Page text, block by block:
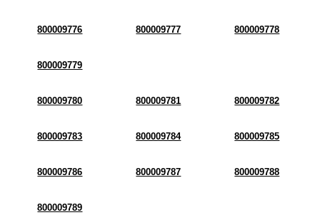
800009776 800009777 800009778
800009779
800009780 800009781 800009782
800009783 800009784 800009785
800009786 800009787 800009788
800009789